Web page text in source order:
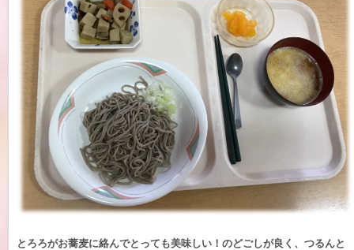
とろろがお蕎麦に絡んでとっても美味しい！のどごしが良く、つるんと